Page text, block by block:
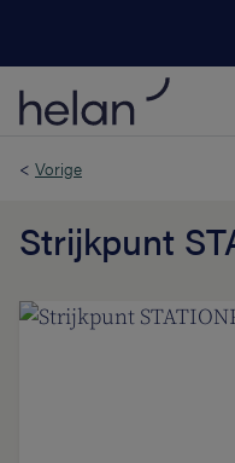
Ga
< Vorige
Strijkpunt